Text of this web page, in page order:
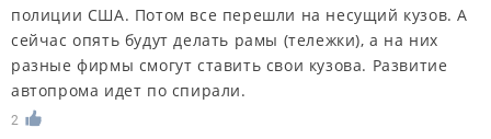
полиции США. Потом все перешли на несущий кузов. А
сейчас опять будут делать рамы (тележки), а на них
разные фирмы смогут ставить свои кузова. Развитие
автопрома идет по спирали.
2